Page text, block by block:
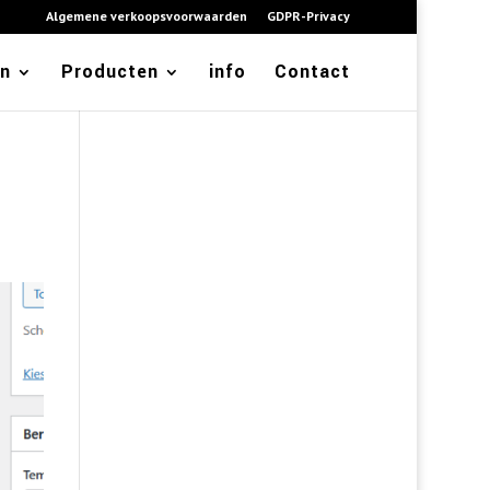
Algemene verkoopsvoorwaarden GDPR-Privacy
Producten info Contact